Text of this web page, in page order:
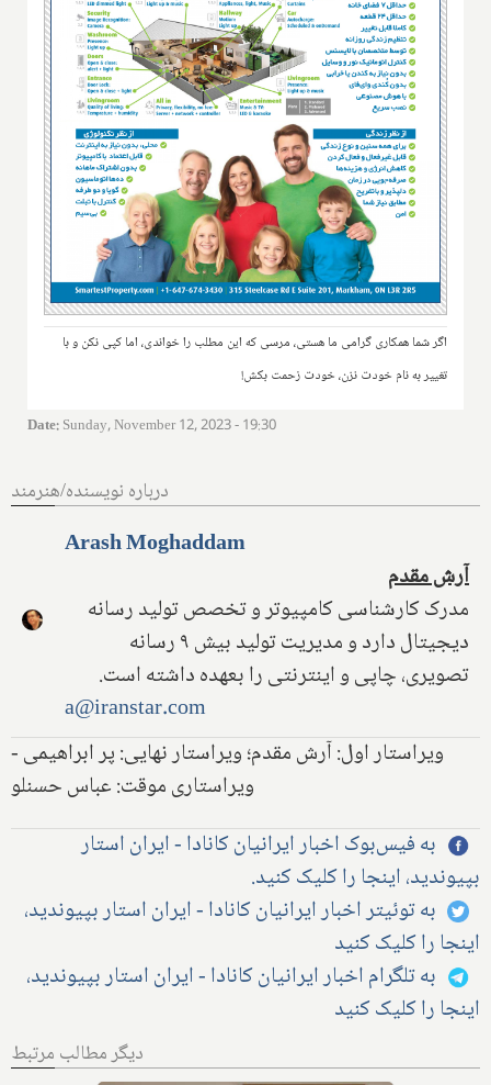
اگر شما همکاری گرامی ما هستی، مرسی که این مطلب را خواندی، اما کپی نکن و با
تغییر به نام خودت نزن، خودت زحمت بکش!
Date:Sunday, November 12, 2023 - 19:30
درباره نویسنده/هنرمند
Arash Moghaddam
آرش مقدم
مدرک کارشناسی کامپیوتر و تخصص تولید رسانه
دیجیتال دارد و مدیریت تولید بیش ۹ رسانه
تصویری، چاپی و اینترنتی را بعهده داشته است.
a@iranstar.com
ویراستار اول: آرش مقدم؛ ویراستار نهایی: پر ابراهیمی -
ویراستاری موقت: عباس حسنلو
به فیس‌بوک اخبار ایرانیان کانادا - ایران استار
بپیوندید، اینجا را کلیک کنید.
به توئیتر اخبار ایرانیان کانادا - ایران استار بپیوندید،
اینجا را کلیک کنید
به تلگرام اخبار ایرانیان کانادا - ایران استار بپیوندید،
اینجا را کلیک کنید
دیگر مطالب مرتبط